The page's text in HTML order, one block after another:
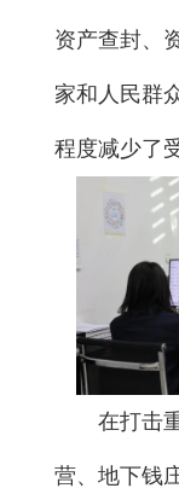
资产查封、
家和人民群
程度减少了
在打击
营、地下钱